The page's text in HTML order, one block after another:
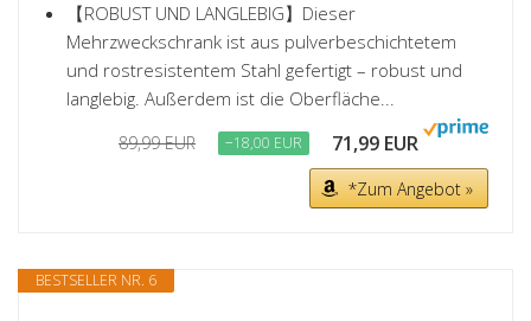
【ROBUST UND LANGLEBIG】Dieser
Mehrzweckschrank ist aus pulverbeschichtetem
und rostresistentem Stahl gefertigt – robust und
langlebig. Außerdem ist die Oberfläche...
89,99 EUR −18,00 EUR 71,99 EUR
*Zum Angebot »
BESTSELLER NR. 6